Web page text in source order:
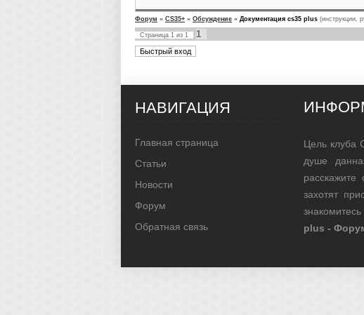
Форум » CS35+ » Обсуждение » Документация cs35 plus (инструкции,
Страница 1 из 1
1
НАВИГАЦИЯ
Главная страница
Статьи
Новости
Форум
Обратная связь
Цель клуба
душе
захотят
plus -